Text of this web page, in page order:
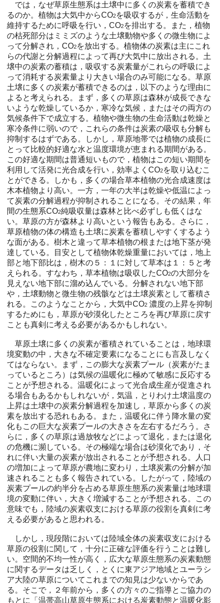
では，なぜ草原生態系は土壌中に多くの炭素を蓄積でき
るのか。植物は大気中からCO2を吸収するが，生命活動を
維持するために呼吸を行い，CO2を排出する。また，植物
の枯死部分はミミズのような土壌動物や多くの微生物によ
って分解され，CO2を放出する。植物体の炭素は主にこれ
らの代謝と分解過程によって再び大気中に放出される。土
壌中の炭素の蓄積は，吸収する炭素量がこれらの呼吸によ
って消耗する炭素量より大きい場合のみ可能になる。草原
土壌に多くの炭素が蓄積できるのは，以下のような理由に
よると考えられる。まず，多くの草原は森林が成長できな
いような乾燥しているか，寒冷な気候，またはその両方の
気候条件下で成立する。植物や微生物の生命活動は乾燥と
寒冷条件に弱いので，これらの条件は炭素の吸収も分解も
抑制するはずである。しかし，草原地帯では植物の成長に
とって比較的好適な水と温度環境が恵まれる期間がある。
この好適な期間は普通短いもので，植物はこの短い期間を
利用して活発に光合成を行い，効率よくCO2を取り込むこ
とができる。しかも，多くの場合草本植物の光合成速度は
木本植物より高い。一方，一年の大半は乾燥や低温によっ
て炭素の分解過程が抑制されることになる。その結果，年
間の生態系CO2純吸収量は森林と比べ必ずしも低くはな
い。草原の方が森林より高いという報告もある。さらに，
草原植物の体の構造も土壌に炭素を蓄積しやすくするよう
な面がある。樹木と違って草本植物の根または地下茎が発
達している。目安として植物体乾燥重量においては，地上
部と地下部比は，樹木の５：１に対して草本は１：５と考
えられる。すなわち，草本植物は吸収したCO2の大部分を
見えない地下部に溜め込んでいる。分解されない地下部
や，土壌動物と微生物の残骸などは土壌炭素として蓄積さ
れる。このようなことから，大気中CO2 濃度の上昇を抑制
するためにも，草原が砂漠化したところを再び草原に戻す
ことも真剣に考える必要があるかもしれない。
草原土壌に多くの炭素が蓄積されていることは，地球環
境変動の中，大きな不確定要素になることにも言及しなく
てはならない。まず，この膨大な炭素プール（炭素がたま
っているところ）は気候の温暖化に極めて敏感に反応する
ことが予想される。温暖化によって光合成生産が促進され
る場合もあるかもしれないが，気温，とりわけ土壌温度の
上昇は土壌中の炭素分解過程を加速し，草原から多くの炭
素を放出する恐れもある。また，温暖化に伴う降水量の変
化もこの巨大な炭素プールの大きさを左右するだろう。さ
らに，多くの草原は過放牧などによって退化，または退化
の危機に瀕している。その極端な場合は砂漠化であり，そ
れに伴い大量の炭素が放出されることが予想される。人口
の増加によって草原が農地に変わり，土壌炭素の分解が加
速されることも多く報告されている。したがって，陸域の
炭素プールの約半分を占める草原生態系の炭素量は地球環
境の変動に伴い，大きく増減することが予想される。この
意味でも，陸域の炭素収支における草原の役割を真剣に考
える必要があると思われる。
しかし，現段階においては陸域全体の炭素収支における
草原の役割に関して，十分に正確な評価を行うことは難し
い。空間的不均一性が高く，広大な草原生態系の炭素動態
に関するデータは乏しく，とくに東アジア地域とユーラシ
ア大陸の草原についてこれまでの知見は少ないからであ
る。そこで，２年前から，多くの方々のご指導とご協力の
もとに「温帯高山草原生態系における炭素動態と温暖化影